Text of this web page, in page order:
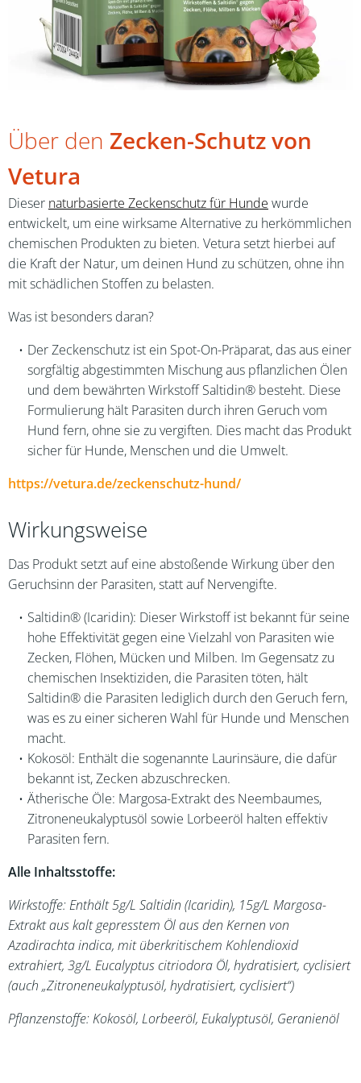
Über den Zecken-Schutz von
Vetura
Dieser naturbasierte Zeckenschutz für Hunde wurde
entwickelt, um eine wirksame Alternative zu herkömmlichen
chemischen Produkten zu bieten. Vetura setzt hierbei auf
die Kraft der Natur, um deinen Hund zu schützen, ohne ihn
mit schädlichen Stoffen zu belasten.
Was ist besonders daran?
Der Zeckenschutz ist ein Spot-On-Präparat, das aus einer
sorgfältig abgestimmten Mischung aus pflanzlichen Ölen
und dem bewährten Wirkstoff Saltidin® besteht. Diese
Formulierung hält Parasiten durch ihren Geruch vom
Hund fern, ohne sie zu vergiften. Dies macht das Produkt
sicher für Hunde, Menschen und die Umwelt.
https://vetura.de/zeckenschutz-hund/
Wirkungsweise
Das Produkt setzt auf eine abstoßende Wirkung über den
Geruchsinn der Parasiten, statt auf Nervengifte.
Saltidin® (Icaridin): Dieser Wirkstoff ist bekannt für seine
hohe Effektivität gegen eine Vielzahl von Parasiten wie
Zecken, Flöhen, Mücken und Milben. Im Gegensatz zu
chemischen Insektiziden, die Parasiten töten, hält
Saltidin® die Parasiten lediglich durch den Geruch fern,
was es zu einer sicheren Wahl für Hunde und Menschen
macht.
Kokosöl: Enthält die sogenannte Laurinsäure, die dafür
bekannt ist, Zecken abzuschrecken.
Ätherische Öle: Margosa-Extrakt des Neembaumes,
Zitroneneukalyptusöl sowie Lorbeeröl halten effektiv
Parasiten fern.
Alle Inhaltsstoffe:
Wirkstoffe: Enthält 5g/L Saltidin (Icaridin), 15g/L Margosa-
Extrakt aus kalt gepresstem Öl aus den Kernen von
Azadirachta indica, mit überkritischem Kohlendioxid
extrahiert, 3g/L Eucalyptus citriodora Öl, hydratisiert, cyclisiert
(auch „Zitroneneukalyptusöl, hydratisiert, cyclisiert“)
Pflanzenstoffe: Kokosöl, Lorbeeröl, Eukalyptusöl, Geranienöl